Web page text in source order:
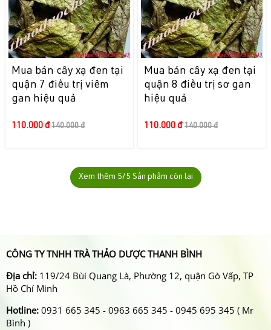
Mua bán cây xạ đen tại
quận 7 điều trị viêm
gan hiệu quả
110.000 đ 140.000 đ
Mua bán cây xạ đen tại
quận 8 điều trị sơ gan
hiệu quả
110.000 đ 140.000 đ
Xem thêm 5/5 Sản phẩm còn lại
CÔNG TY TNHH TRÀ THẢO DƯỢC THANH BÌNH
Địa chỉ: 119/24 Bùi Quang Là, Phường 12, quận Gò Vấp, TP
Hồ Chí Minh
Hotline: 0931 665 345 - 0963 665 345 - 0945 695 345 ( Mr
Bình )